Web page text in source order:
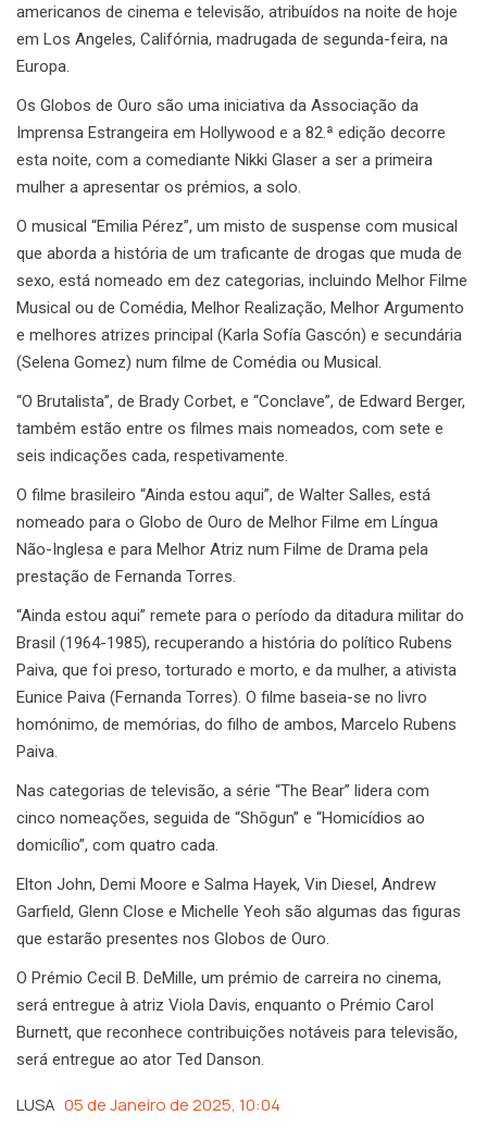
americanos de cinema e televisão, atribuídos na noite de hoje
em Los Angeles, Califórnia, madrugada de segunda-feira, na
Europa.
Os Globos de Ouro são uma iniciativa da Associação da
Imprensa Estrangeira em Hollywood e a 82.ª edição decorre
esta noite, com a comediante Nikki Glaser a ser a primeira
mulher a apresentar os prémios, a solo.
O musical “Emilia Pérez”, um misto de suspense com musical
que aborda a história de um traficante de drogas que muda de
sexo, está nomeado em dez categorias, incluindo Melhor Filme
Musical ou de Comédia, Melhor Realização, Melhor Argumento
e melhores atrizes principal (Karla Sofía Gascón) e secundária
(Selena Gomez) num filme de Comédia ou Musical.
“O Brutalista”, de Brady Corbet, e “Conclave”, de Edward Berger,
também estão entre os filmes mais nomeados, com sete e
seis indicações cada, respetivamente.
O filme brasileiro “Ainda estou aqui”, de Walter Salles, está
nomeado para o Globo de Ouro de Melhor Filme em Língua
Não-Inglesa e para Melhor Atriz num Filme de Drama pela
prestação de Fernanda Torres.
“Ainda estou aqui” remete para o período da ditadura militar do
Brasil (1964-1985), recuperando a história do político Rubens
Paiva, que foi preso, torturado e morto, e da mulher, a ativista
Eunice Paiva (Fernanda Torres). O filme baseia-se no livro
homónimo, de memórias, do filho de ambos, Marcelo Rubens
Paiva.
Nas categorias de televisão, a série “The Bear” lidera com
cinco nomeações, seguida de “Shōgun” e “Homicídios ao
domicílio”, com quatro cada.
Elton John, Demi Moore e Salma Hayek, Vin Diesel, Andrew
Garfield, Glenn Close e Michelle Yeoh são algumas das figuras
que estarão presentes nos Globos de Ouro.
O Prémio Cecil B. DeMille, um prémio de carreira no cinema,
será entregue à atriz Viola Davis, enquanto o Prémio Carol
Burnett, que reconhece contribuições notáveis para televisão,
será entregue ao ator Ted Danson.
LUSA 05 de Janeiro de 2025, 10:04